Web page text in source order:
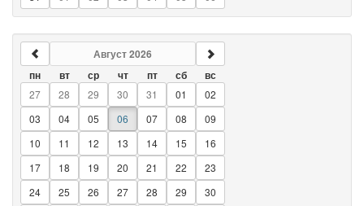
Август 2026
пн вт ср чт пт сб
вс
27
28 29 30 31 01
02
03
04 05 06 07 08
09
10
11 12 13 14 15
16
17
18 19 20 21 22
23
24
25 26 27 28 29
30